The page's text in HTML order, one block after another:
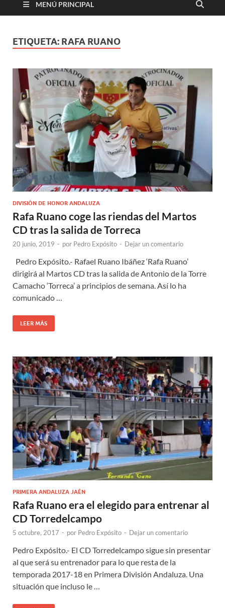
MENÚ PRINCIPAL
ETIQUETA: RAFA RUANO
DIVISIÓN DE HONOR ANDALUZA
Rafa Ruano coge las riendas del Martos
CD tras la salida de Torreca
20 junio, 2019 - por Pedro Expósito - Dejar un comentario
Pedro Expósito.- Rafael Ruano Ibáñez ‘Rafa Ruano’
dirigirá al Martos CD tras la salida de Antonio de la Torre
Camacho ‘Torreca’ a principios de semana. Así lo ha
comunicado …
LEER MÁS
PRIMERA ANDALUZA JAÉN
Rafa Ruano era el elegido para entrenar al
CD Torredelcampo
5 octubre, 2017 - por Pedro Expósito - Dejar un comentario
Pedro Expósito.- El CD Torredelcampo sigue sin presentar
al que será su entrenador para lo que resta de la
temporada 2017-18 en Primera División Andaluza. Una
situación que incluso le …